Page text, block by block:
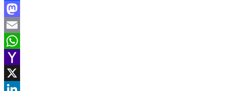
Facebook
Mastodon
Email
WhatsApp
Yahoo